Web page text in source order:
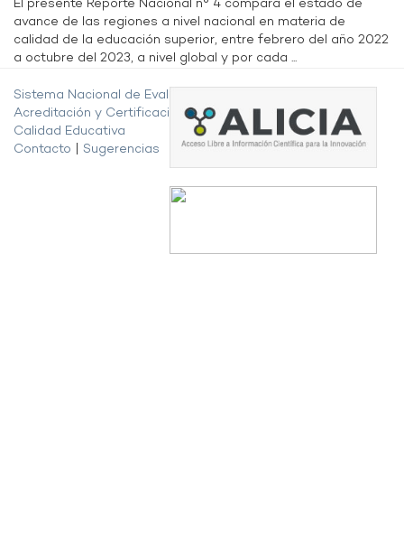
El presente Reporte Nacional n° 4 compara el estado de
avance de las regiones a nivel nacional en materia de
calidad de la educación superior, entre febrero del año 2022
a octubre del 2023, a nivel global y por cada ...
Sistema Nacional de Evaluación,
Acreditación y Certificación de la
Calidad Educativa
Contacto
Sugerencias